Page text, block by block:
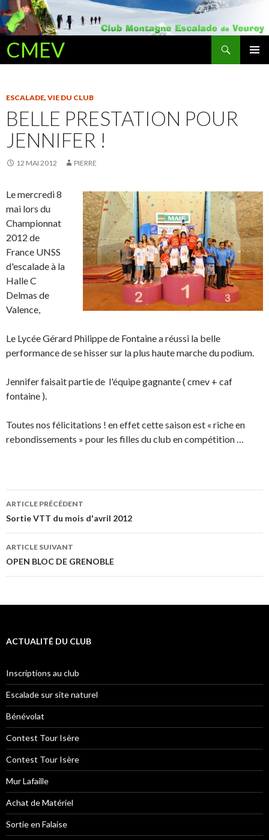
CMEV
Recherche
ALLER AU CONTENU PRINCIPAL
ESCALADE, VIE DU CLUB
BELLE PRESTATION POUR
JENNIFER !
12 MAI 2012 PIERRE
Le mercredi 8
mai lors du
Championnat
2012 de
France UNSS
d'escalade à la
Halle C
Delmas de
Valence,
Le Lycée Gérard Philippe de Fontaine a réussi la belle
performance de se hisser sur la plus haute marche du podium.
Jennifer faisait partie de l'équipe gagnante ( cmev + caf
fontaine ).
Toutes nos félicitations ! en effet cette saison est « riche en
rebondissements » pour les filles du club en compétition …
Navigation de l’article
ARTICLE PRÉCÉDENT
Sortie VTT du mois d'avril 2012
ARTICLE SUIVANT
OPEN BLOC DE GRENOBLE
ACTUALITÉ DU CLUB
Inscriptions au club
Escalade sur site naturel
Bénévolat
Contest Tour Isère
Contest Tour Isère
Mur Lafaille
Achat de Matériel
Sortie en Falaise